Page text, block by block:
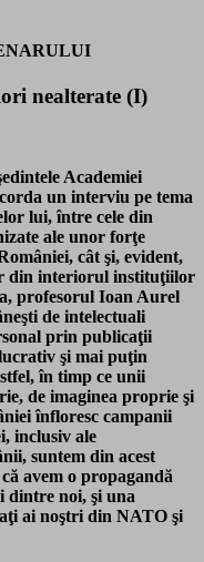
nealterate (I)
Academiei
un interviu pe tema
lui, între cele din
ale unor forţe
cât şi, evident,
din interiorul instituţiilor
profesorul Ioan Aurel
de intelectuali
prin publicaţii
şi mai puţin
în timp ce unii
de imaginea proprie şi
înfloresc campanii
inclusiv ale
suntem din acest
avem o propagandă
dintre noi, şi una
ai noştri din NATO şi